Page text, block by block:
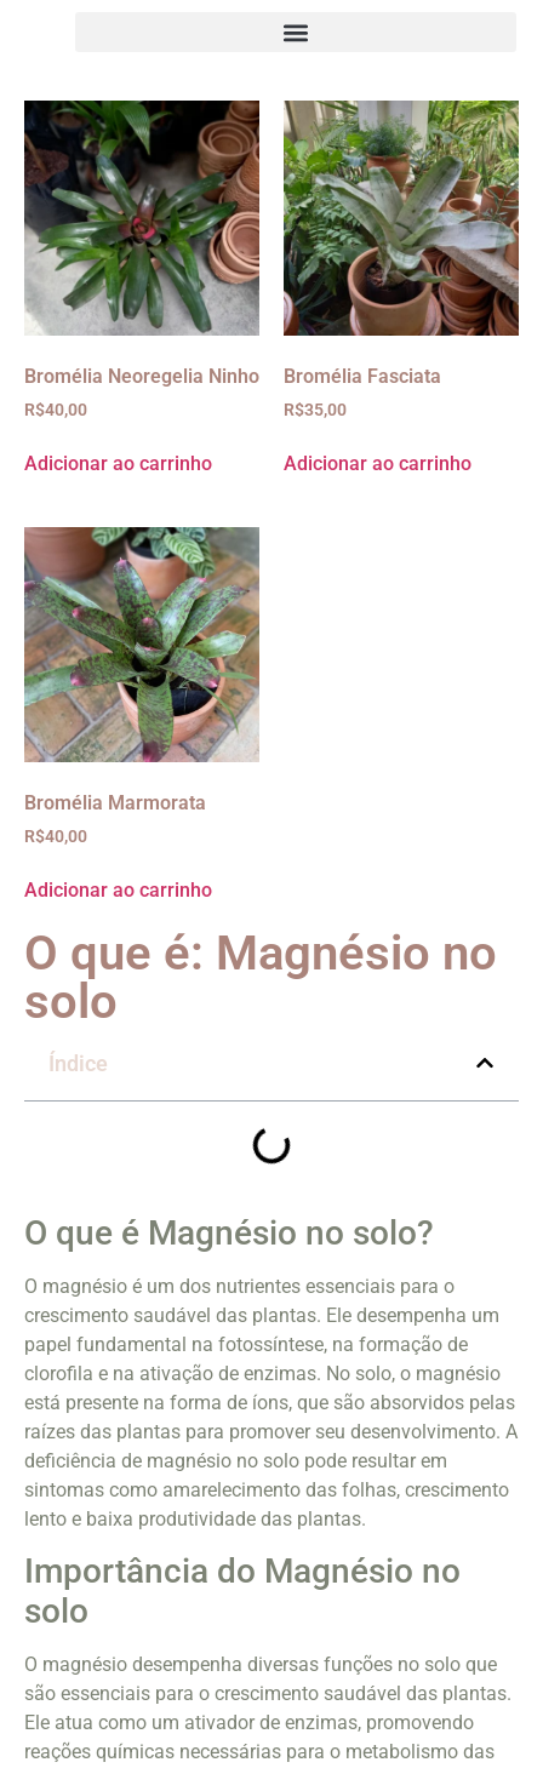
Bromélia Neoregelia Ninho
R$40,00
Adicionar ao carrinho
Bromélia Fasciata
R$35,00
Adicionar ao carrinho
Bromélia Marmorata
R$40,00
Adicionar ao carrinho
O que é: Magnésio no
solo
Índice
O que é Magnésio no solo?
O magnésio é um dos nutrientes essenciais para o
crescimento saudável das plantas. Ele desempenha um
papel fundamental na fotossíntese, na formação de
clorofila e na ativação de enzimas. No solo, o magnésio
está presente na forma de íons, que são absorvidos pelas
raízes das plantas para promover seu desenvolvimento. A
deficiência de magnésio no solo pode resultar em
sintomas como amarelecimento das folhas, crescimento
lento e baixa produtividade das plantas.
Importância do Magnésio no
solo
O magnésio desempenha diversas funções no solo que
são essenciais para o crescimento saudável das plantas.
Ele atua como um ativador de enzimas, promovendo
reações químicas necessárias para o metabolismo das